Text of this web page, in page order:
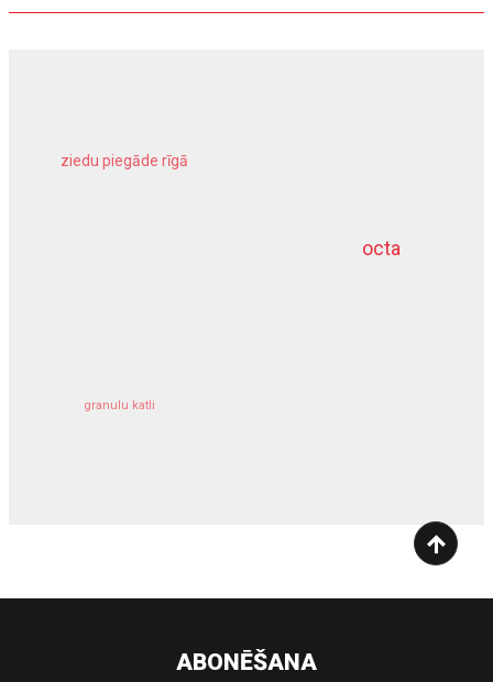
octa
ziedu piegāde rīgā
granulu katli
dziļurbums
ABONĒŠANA